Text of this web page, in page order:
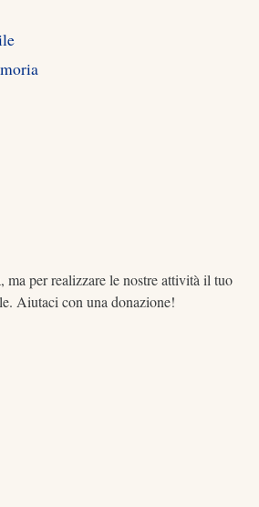
ma per realizzare le nostre attività il tuo
Aiutaci con una donazione!